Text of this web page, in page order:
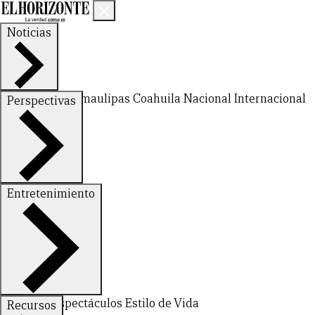
Noticias
Nuevo LeónTamaulipas Coahuila NacionalInternacional
Perspectivas
FinanzasOpinión
Entretenimiento
DeportesEspectáculos Estilo de Vida
Recursos